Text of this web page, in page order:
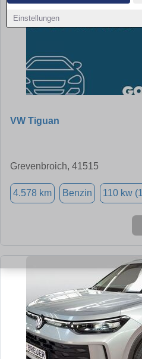
Einstellungen
VW Tiguan
Grevenbroich, 41515
4.578 km Benzin 110 kw